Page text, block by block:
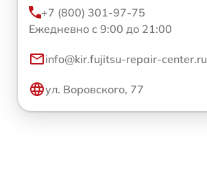
+7 (800) 301-97-75
Ежедневно с 9:00 до 21:00
info@kir.fujitsu-repair-center.ru
ул. Воровского, 77